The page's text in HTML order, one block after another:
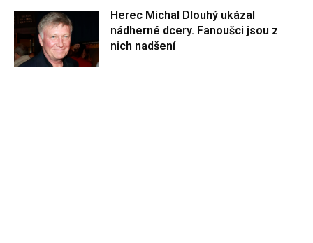
Herec Michal Dlouhý ukázal
nádherné dcery. Fanoušci jsou z
nich nadšení